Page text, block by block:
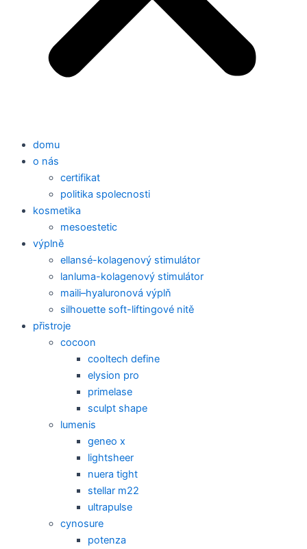
domu
o nás
certifikat
politika spolecnosti
kosmetika
mesoestetic
výplně
ellansé-kolagenový stimulátor
lanluma-kolagenový stimulátor
maili–hyaluronová výplň
silhouette soft-liftingové nitě
přistroje
cocoon
cooltech define
elysion pro
primelase
sculpt shape
lumenis
geneo x
lightsheer
nuera tight
stellar m22
ultrapulse
cynosure
potenza